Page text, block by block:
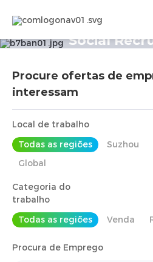
Social
Procure ofertas de
interessam
Local de trabalho
Todas as regiões
Suzhou
Global
Categoria do
trabalho
Todas as regiões
Venda
Procura de Emprego